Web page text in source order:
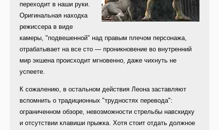
переходит в наши руки.
Оригинальная находка
режиссера в виде
камеры, "подвешенной" над правым плечом персонажа,
отрабатывает на все сто — проникновение во внутренний
мир экшена происходит мгновенно, даже чихнуть не
успеете.
К сожалению, в остальном действия Леона заставляют
вспомнить о традиционных "трудностях перевода":
ограниченном обзоре, невозможности стрельбы навскидку
и отсутствии клавиши прыжка. Хотя стоит отдать должное